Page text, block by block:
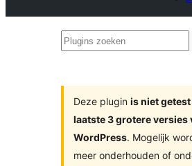
Plugins
Deze plugin is niet getest
laatste 3 grotere versies
WordPress. Mogelijk
meer onderhouden of